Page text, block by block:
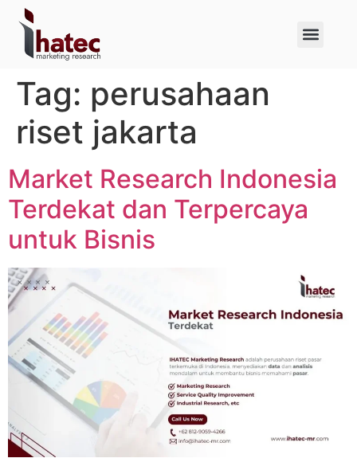
Tag: perusahaan
riset jakarta
Market Research Indonesia
Terdekat dan Terpercaya
untuk Bisnis